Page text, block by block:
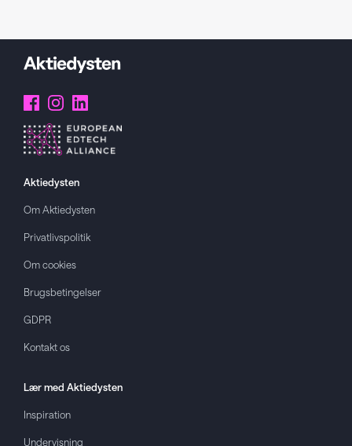
Aktiedysten
Om Aktiedysten
Privatlivspolitik
Om cookies
Brugsbetingelser
GDPR
Kontakt os
Lær med Aktiedysten
Inspiration
Undervisning